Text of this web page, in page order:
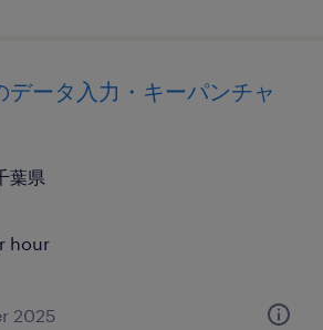
データ入力・キーパンチャ
葉県
hour
2025